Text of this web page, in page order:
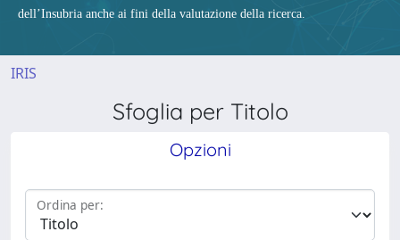
dell’Insubria anche ai fini della valutazione della ricerca.
IRIS
Sfoglia per Titolo
Opzioni
Ordina per: